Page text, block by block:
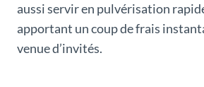
aussi servir en pulvérisation
apportant un coup de frais
venue d’invités.